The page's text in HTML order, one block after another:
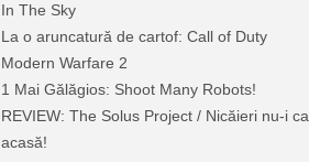
In The Sky
La o aruncatură de cartof: Call of Duty
Modern Warfare 2
1 Mai Gălăgios: Shoot Many Robots!
REVIEW: The Solus Project / Nicăieri nu-i ca
acasă!